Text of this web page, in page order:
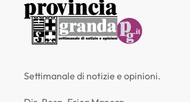
Settimanale di notizie e opinioni.